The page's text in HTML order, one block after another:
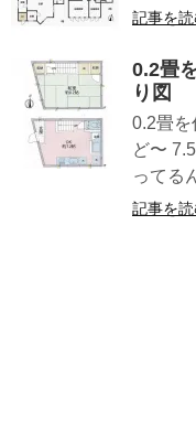
記事を
0.2畳
り図
0.2畳を
ど〜
ってる
記事を